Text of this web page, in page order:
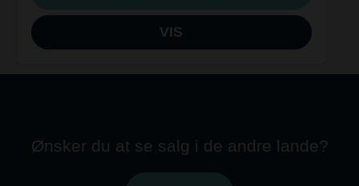
VIS
Ønsker du at se salg i de andre lande?